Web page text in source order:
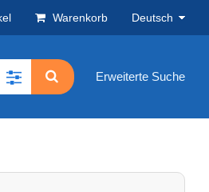
Warenkorb Deutsch
Erweiterte Suche